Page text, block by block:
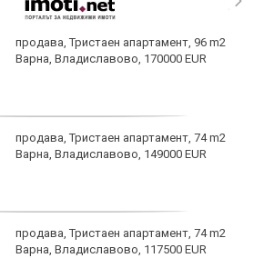
продава, Тристаен апартамент, 96 m2
Варна, Владиславово, 170000 EUR
продава, Тристаен апартамент, 74 m2
Варна, Владиславово, 149000 EUR
продава, Тристаен апартамент, 74 m2
Варна, Владиславово, 117500 EUR